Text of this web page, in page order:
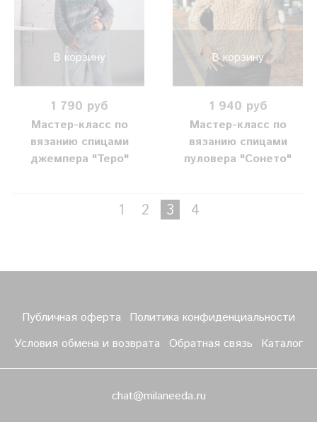
В корзину
1 790 руб
Мастер-класс по
вязанию спицами
джемпера "Теро"
В корзину
1 940 руб
Мастер-класс по
вязанию спицами
пуловера "Сонето"
1 2 3 4
Публичная оферта
Политика конфиденциальности
Условия обмена и возврата
Обратная связь Каталог
chat@milaneeda.ru